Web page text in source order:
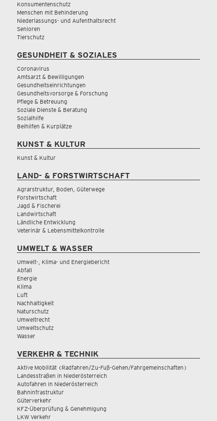
Konsumentenschutz
Menschen mit Behinderung
Niederlassungs- und Aufenthaltsrecht
Senioren
Tierschutz
GESUNDHEIT & SOZIALES
Coronavirus
Amtsarzt & Bewilligungen
Gesundheitseinrichtungen
Gesundheitsvorsorge & Forschung
Pflege & Betreuung
Soziale Dienste & Beratung
Sozialhilfe
Beihilfen & Kurplätze
KUNST & KULTUR
Kunst & Kultur
LAND- & FORSTWIRTSCHAFT
Agrarstruktur, Boden, Güterwege
Forstwirtschaft
Jagd & Fischerei
Landwirtschaft
Ländliche Entwicklung
Veterinär & Lebensmittelkontrolle
UMWELT & WASSER
Umwelt-, Klima- und Energiebericht
Abfall
Energie
Klima
Luft
Nachhaltigkeit
Naturschutz
Umweltrecht
Umweltschutz
Wasser
VERKEHR & TECHNIK
Aktive Mobilität (Radfahren/Zu-Fuß-Gehen/Fahrgemeinschaften)
Landesstraßen in Niederösterreich
Autofahren in Niederösterreich
Bahninfrastruktur
Güterverkehr
KFZ-Überprüfung & Genehmigung
LKW Verkehr